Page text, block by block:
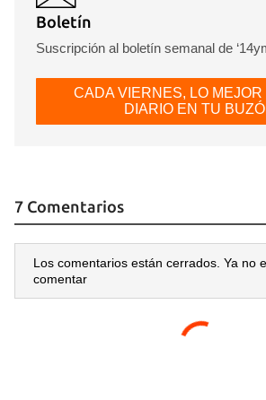
Boletín
Suscripción al boletín semanal de
CADA VIERNES, LO
DIARIO EN TU
7 Comentarios
Los comentarios están cerrados. Ya no
comentar